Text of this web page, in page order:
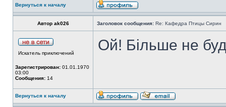
Вернуться к началу
Автор ak026 Заголовок сообщения: Re: Кафедра Птицы Сирин
Искатель приключений
Зарегистрирован: 01.01.1970
03:00
Сообщения: 14
Ой! Більше не
Вернуться к началу